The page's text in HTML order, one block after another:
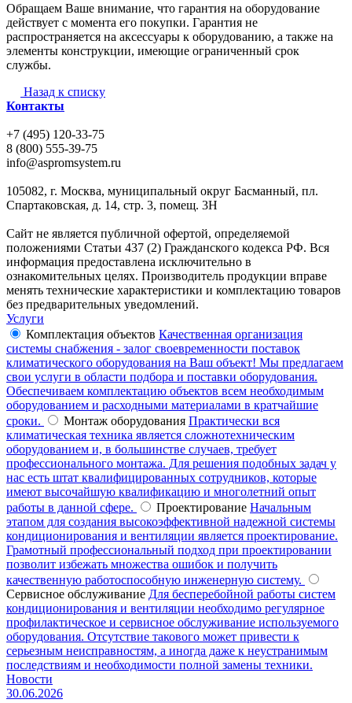
Обращаем Ваше внимание, что гарантия на оборудование
действует с момента его покупки. Гарантия не
распространяется на аксессуары к оборудованию, а также на
элементы конструкции, имеющие ограниченный срок
службы.
Назад к списку
Контакты
+7 (495) 120-33-75
8 (800) 555-39-75
info@aspromsystem.ru
105082, г. Москва, муниципальный округ Басманный, пл.
Спартаковская, д. 14, стр. 3, помещ. 3Н
Сайт не является публичной офертой, определяемой
положениями Статьи 437 (2) Гражданского кодекса РФ. Вся
информация предоставлена исключительно в
ознакомительных целях. Производитель продукции вправе
менять технические характеристики и комплектацию товаров
без предварительных уведомлений.
Услуги
Комплектация объектов Качественная организация
системы снабжения - залог своевременности поставок
климатического оборудования на Ваш объект! Мы предлагаем
свои услуги в области подбора и поставки оборудования.
Обеспечиваем комплектацию объектов всем необходимым
оборудованием и расходными материалами в кратчайшие
сроки.
Монтаж оборудования Практически вся
климатическая техника является сложнотехническим
оборудованием и, в большинстве случаев, требует
профессионального монтажа. Для решения подобных задач у
нас есть штат квалифицированных сотрудников, которые
имеют высочайшую квалификацию и многолетний опыт
работы в данной сфере.
Проектирование Начальным
этапом для создания высокоэффективной надежной системы
кондиционирования и вентиляции является проектирование.
Грамотный профессиональный подход при проектировании
позволит избежать множества ошибок и получить
качественную работоспособную инженерную систему.
Сервисное обслуживание Для бесперебойной работы систем
кондиционирования и вентиляции необходимо регулярное
профилактическое и сервисное обслуживание используемого
оборудования. Отсутствие такового может привести к
серьезным неисправностям, а иногда даже к неустранимым
последствиям и необходимости полной замены техники.
Новости
30.06.2026